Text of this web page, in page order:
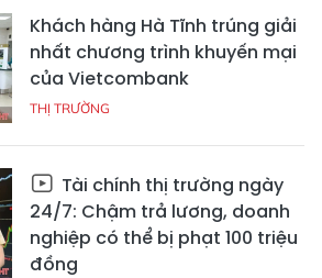
Khách hàng Hà Tĩnh trúng giải
nhất chương trình khuyến mại
của Vietcombank
THỊ TRƯỜNG
Tài chính thị trường ngày
24/7: Chậm trả lương, doanh
nghiệp có thể bị phạt 100 triệu
đồng